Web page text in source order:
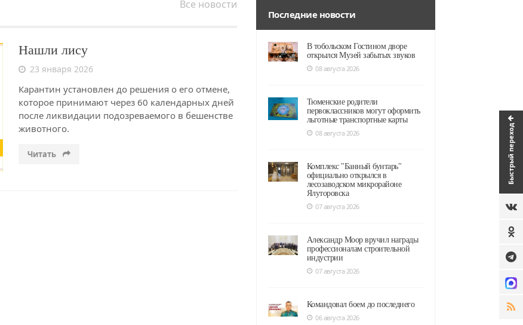
Быстрый переход
Все новости
Нашли лису
23 января 2026
Карантин установлен до решения о его отмене,
которое принимают через 60 календарных дней
после ликвидации подозреваемого в бешенстве
животного.
Читать
Последние новости
В тобольском Гостином дворе
открылся Музей забытых звуков
08 августа 2026
Тюменские родители
первоклассников могут оформить
льготные транспортные карты
08 августа 2026
Комплекс "Банный бунтарь"
официально открылся в
лесозаводском микрорайоне
Ялуторовска
07 августа 2026
Александр Моор вручил награды
профессионалам строительной
индустрии
07 августа 2026
Командовал боем до последнего
06 августа 2026